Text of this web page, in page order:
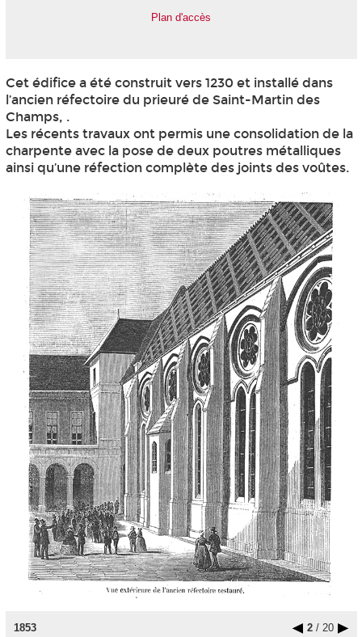
Plan d'accès
Cet édifice a été construit vers 1230 et installé dans
l’ancien réfectoire du prieuré de Saint-Martin des
Champs, .
Les récents travaux ont permis une consolidation de la
charpente avec la pose de deux poutres métalliques
ainsi qu’une réfection complète des joints des voûtes.
1853 2/ 20